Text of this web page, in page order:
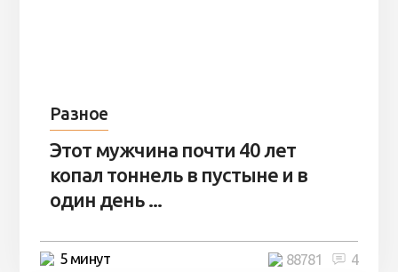
Разное
Этот мужчина почти 40 лет
копал тоннель в пустыне и в
один день ...
5 минут 4
88781